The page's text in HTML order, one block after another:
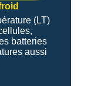
(LT)
batteries
aussi